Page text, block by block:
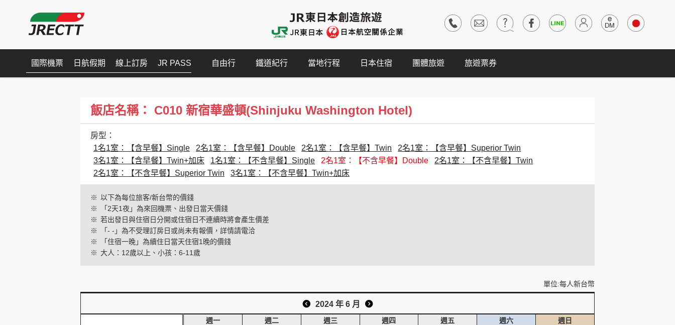
國際機票 日航假期 線上訂房 JR PASS 自由行 鐵道紀行 當地行程 日本住宿 團體旅遊 旅遊票券
飯店名稱： C010 新宿華盛頓(Shinjuku Washington Hotel)
房型：
1名1室：【含早餐】Single
2名1室：【含早餐】Double 2名1室：【含早餐】Twin
2名1室：【含早餐】Superior Twin
3名1室：【含早餐】Twin+加床
1名1室：【不含早餐】Single 2名1室：【不含早餐】Double
2名1室：【不含早餐】Twin
2名1室：【不含早餐】Superior Twin
3名1室：【不含早餐】Twin+加床
※ 以下為每位旅客/新台幣的價錢
※
「2天1夜」為來回機票、出發日當天價錢
※ 若出發日與住宿日分開或住宿日不連續時將會產生價差
※
「- -」為不受理訂房日或尚未有報價，詳情請電洽
※
「住宿一晚」為續住日當天住宿1晚的價錢
※ 大人：12歲以上、小孩：6-11歲
單位:每人新台幣
2024 年 6 月
週一 週二 週三 週四 週五 週六
週日